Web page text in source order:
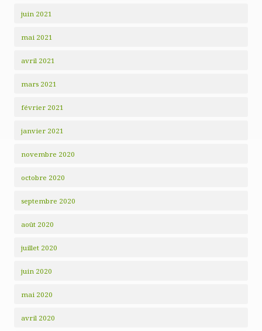
juin 2021
mai 2021
avril 2021
mars 2021
février 2021
janvier 2021
novembre 2020
octobre 2020
septembre 2020
août 2020
juillet 2020
juin 2020
mai 2020
avril 2020